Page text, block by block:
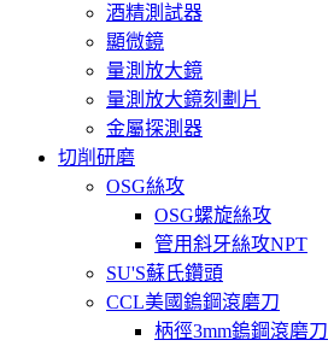
酒精測試器
顯微鏡
量測放大鏡
量測放大鏡刻劃片
金屬探測器
切削研磨
OSG絲攻
OSG螺旋絲攻
管用斜牙絲攻NPT
SU'S蘇氏鑽頭
CCL美國鎢鋼滾磨刀
柄徑3mm鎢鋼滾磨刀